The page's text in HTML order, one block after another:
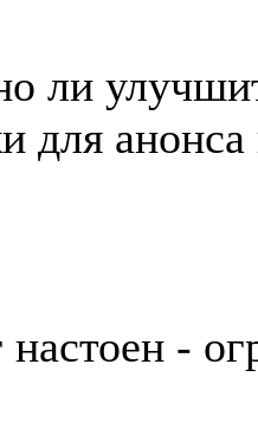
ли
для
настоен -